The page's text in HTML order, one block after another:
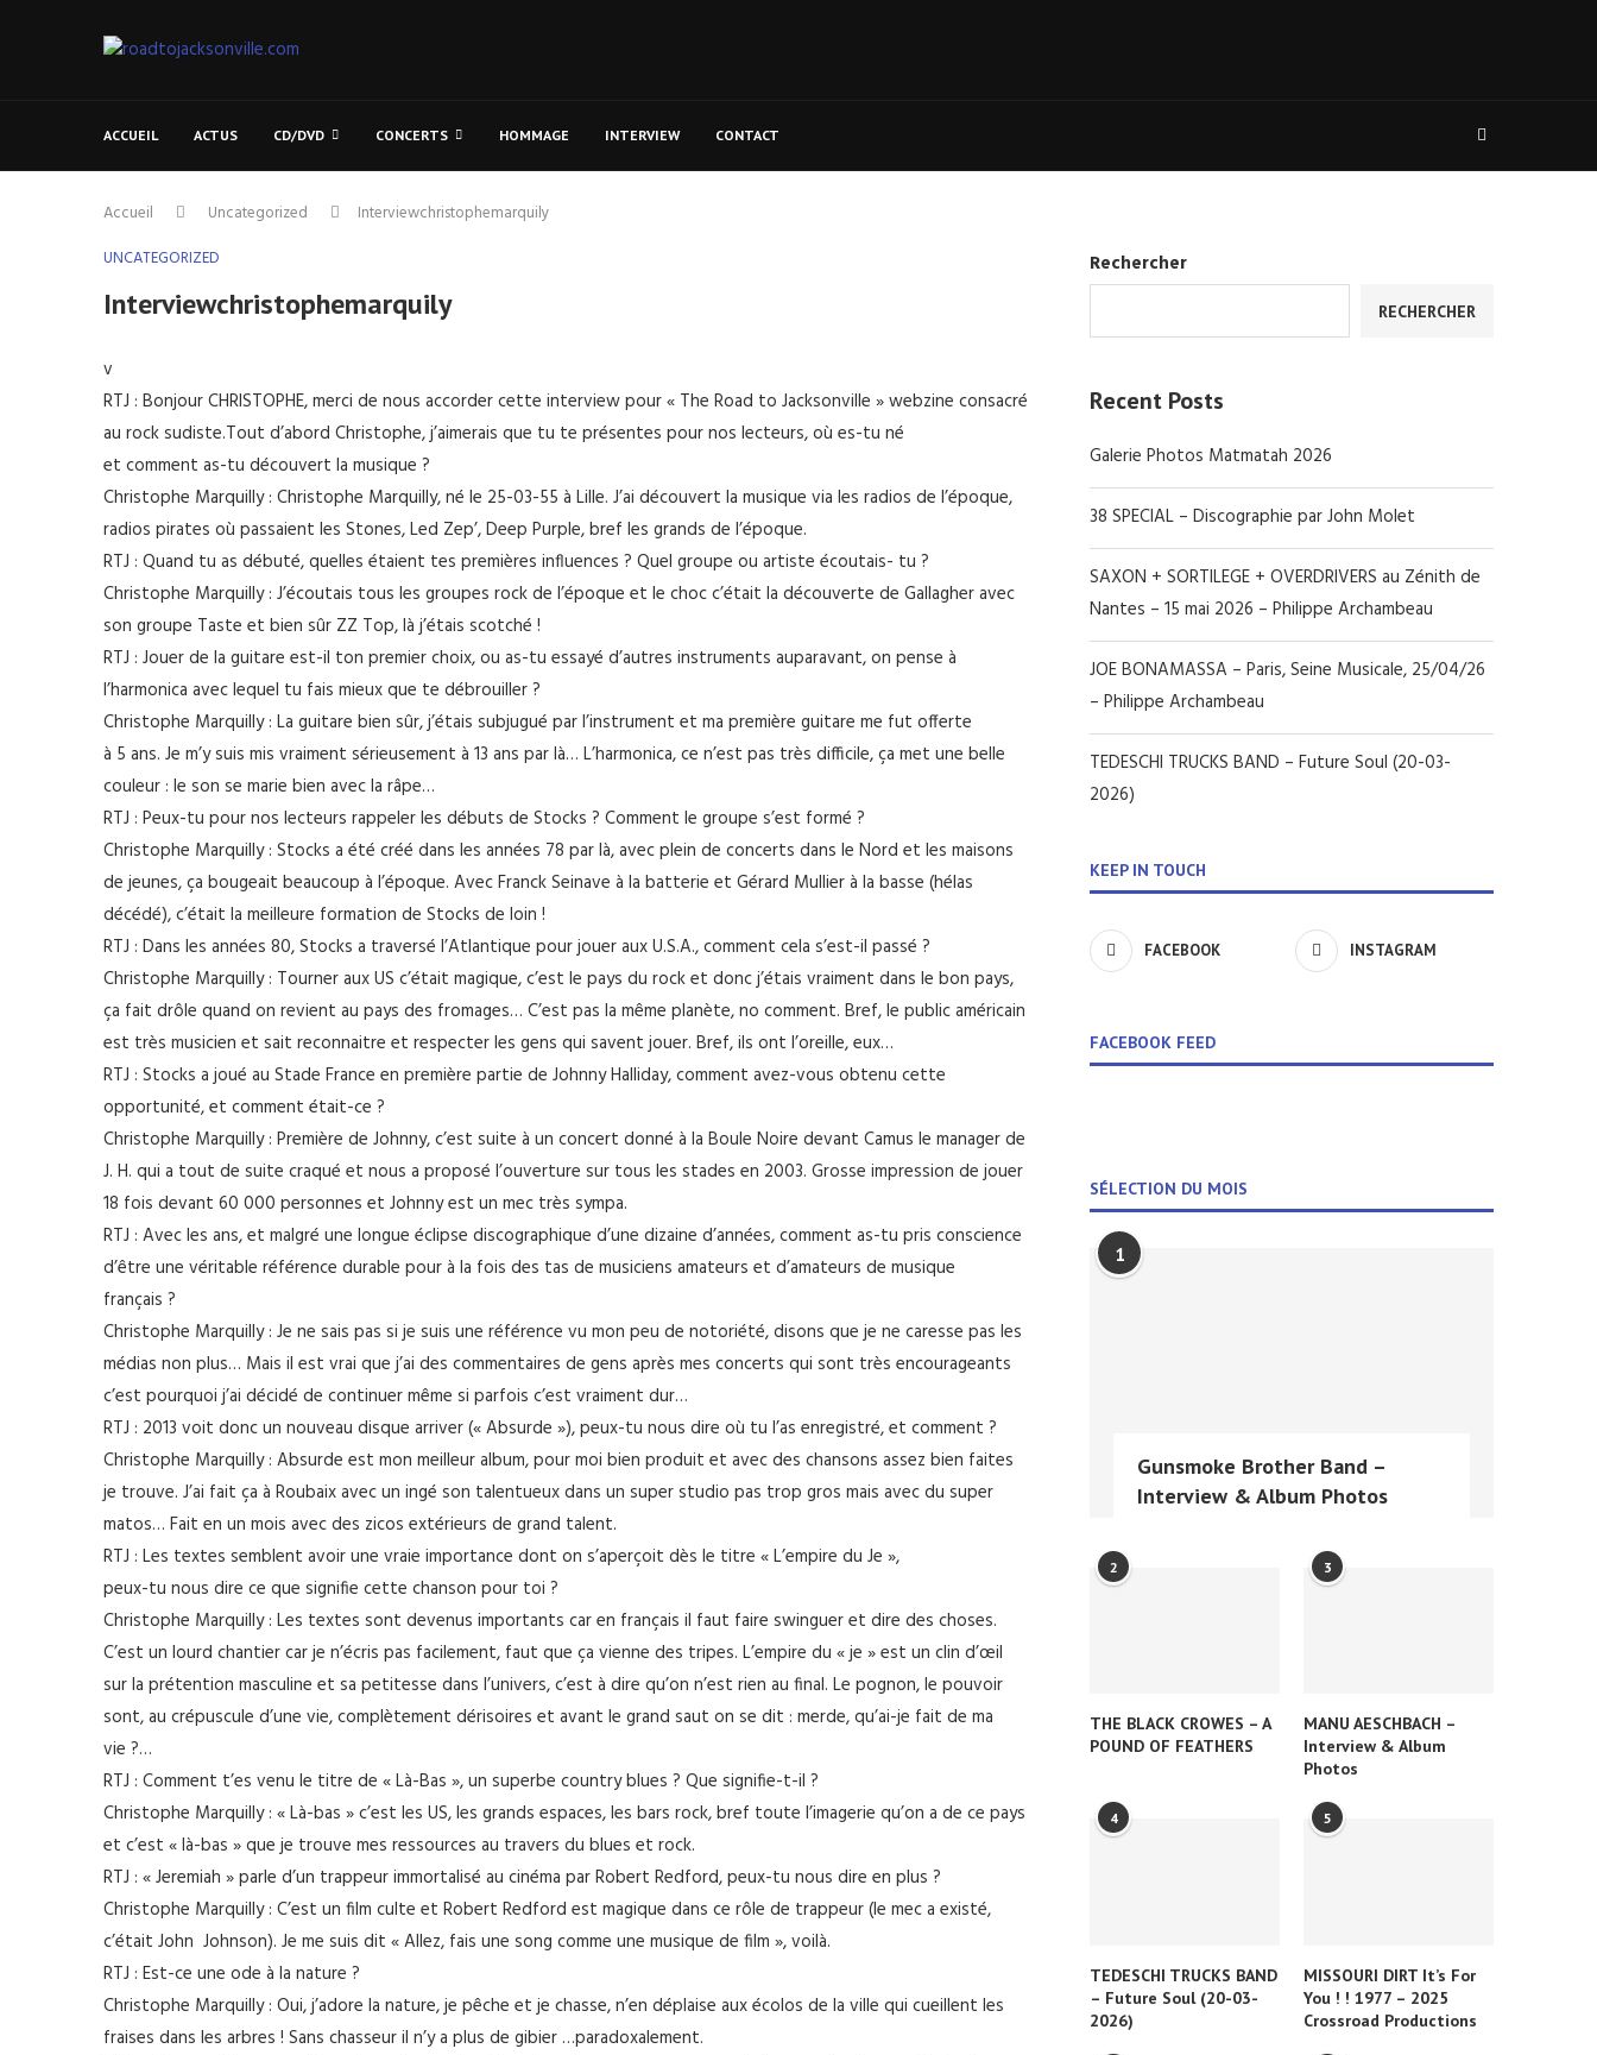
ACCUEIL ACTUS CD/DVD CONCERTS HOMMAGE INTERVIEW CONTACT
Accueil Uncategorized
Interviewchristophemarquily
UNCATEGORIZED
Interviewchristophemarquily
v
RTJ : Bonjour CHRISTOPHE, merci de nous accorder cette interview pour « The Road to Jacksonville » webzine consacré
au rock sudiste.Tout d’abord Christophe, j’aimerais que tu te présentes pour nos lecteurs, où es-tu né
et comment as-tu découvert la musique ?
Christophe Marquilly : Christophe Marquilly, né le 25-03-55 à Lille. J’ai découvert la musique via les radios de l’époque,
radios pirates où passaient les Stones, Led Zep’, Deep Purple, bref les grands de l’époque.
RTJ : Quand tu as débuté, quelles étaient tes premières influences ? Quel groupe ou artiste écoutais- tu ?
Christophe Marquilly : J’écoutais tous les groupes rock de l’époque et le choc c’était la découverte de Gallagher avec
son groupe Taste et bien sûr ZZ Top, là j’étais scotché !
RTJ : Jouer de la guitare est-il ton premier choix, ou as-tu essayé d’autres instruments auparavant, on pense à
l’harmonica avec lequel tu fais mieux que te débrouiller ?
Christophe Marquilly : La guitare bien sûr, j’étais subjugué par l’instrument et ma première guitare me fut offerte
à 5 ans. Je m’y suis mis vraiment sérieusement à 13 ans par là… L’harmonica, ce n’est pas très difficile, ça met une belle
couleur : le son se marie bien avec la râpe…
RTJ : Peux-tu pour nos lecteurs rappeler les débuts de Stocks ? Comment le groupe s’est formé ?
Christophe Marquilly : Stocks a été créé dans les années 78 par là, avec plein de concerts dans le Nord et les maisons
de jeunes, ça bougeait beaucoup à l’époque. Avec Franck Seinave à la batterie et Gérard Mullier à la basse (hélas
décédé), c’était la meilleure formation de Stocks de loin !
RTJ : Dans les années 80, Stocks a traversé l’Atlantique pour jouer aux U.S.A., comment cela s’est-il passé ?
Christophe Marquilly : Tourner aux US c’était magique, c’est le pays du rock et donc j’étais vraiment dans le bon pays,
ça fait drôle quand on revient au pays des fromages… C’est pas la même planète, no comment. Bref, le public américain
est très musicien et sait reconnaitre et respecter les gens qui savent jouer. Bref, ils ont l’oreille, eux…
RTJ : Stocks a joué au Stade France en première partie de Johnny Halliday, comment avez-vous obtenu cette
opportunité, et comment était-ce ?
Christophe Marquilly : Première de Johnny, c’est suite à un concert donné à la Boule Noire devant Camus le manager de
J. H. qui a tout de suite craqué et nous a proposé l’ouverture sur tous les stades en 2003. Grosse impression de jouer
18 fois devant 60 000 personnes et Johnny est un mec très sympa.
RTJ : Avec les ans, et malgré une longue éclipse discographique d’une dizaine d’années, comment as-tu pris conscience
d’être une véritable référence durable pour à la fois des tas de musiciens amateurs et d’amateurs de musique
français ?
Christophe Marquilly : Je ne sais pas si je suis une référence vu mon peu de notoriété, disons que je ne caresse pas les
médias non plus… Mais il est vrai que j’ai des commentaires de gens après mes concerts qui sont très encourageants
c’est pourquoi j’ai décidé de continuer même si parfois c’est vraiment dur…
RTJ : 2013 voit donc un nouveau disque arriver (« Absurde »), peux-tu nous dire où tu l’as enregistré, et comment ?
Christophe Marquilly : Absurde est mon meilleur album, pour moi bien produit et avec des chansons assez bien faites
je trouve. J’ai fait ça à Roubaix avec un ingé son talentueux dans un super studio pas trop gros mais avec du super
matos… Fait en un mois avec des zicos extérieurs de grand talent.
RTJ : Les textes semblent avoir une vraie importance dont on s’aperçoit dès le titre « L’empire du Je »,
peux-tu nous dire ce que signifie cette chanson pour toi ?
Christophe Marquilly : Les textes sont devenus importants car en français il faut faire swinguer et dire des choses.
C’est un lourd chantier car je n’écris pas facilement, faut que ça vienne des tripes. L’empire du « je » est un clin d’œil
sur la prétention masculine et sa petitesse dans l’univers, c’est à dire qu’on n’est rien au final. Le pognon, le pouvoir
sont, au crépuscule d’une vie, complètement dérisoires et avant le grand saut on se dit : merde, qu’ai-je fait de ma
vie ?…
RTJ : Comment t’es venu le titre de « Là-Bas », un superbe country blues ? Que signifie-t-il ?
Christophe Marquilly : « Là-bas » c’est les US, les grands espaces, les bars rock, bref toute l’imagerie qu’on a de ce pays
et c’est « là-bas » que je trouve mes ressources au travers du blues et rock.
RTJ : « Jeremiah » parle d’un trappeur immortalisé au cinéma par Robert Redford, peux-tu nous dire en plus ?
Christophe Marquilly : C’est un film culte et Robert Redford est magique dans ce rôle de trappeur (le mec a existé,
c’était John Johnson). Je me suis dit « Allez, fais une song comme une musique de film », voilà.
RTJ : Est-ce une ode à la nature ?
Christophe Marquilly : Oui, j’adore la nature, je pêche et je chasse, n’en déplaise aux écolos de la ville qui cueillent les
fraises dans les arbres ! Sans chasseur il n’y a plus de gibier …paradoxalement.
Rechercher
RECHERCHER
Recent Posts
Galerie Photos Matmatah 2026
38 SPECIAL – Discographie par John Molet
SAXON + SORTILEGE + OVERDRIVERS au Zénith de
Nantes – 15 mai 2026 – Philippe Archambeau
JOE BONAMASSA – Paris, Seine Musicale, 25/04/26
– Philippe Archambeau
TEDESCHI TRUCKS BAND – Future Soul (20-03-
2026)
KEEP IN TOUCH
FACEBOOK INSTAGRAM
FACEBOOK FEED
SÉLECTION DU MOIS
1
Gunsmoke Brother Band –
Interview & Album Photos
2
THE BLACK CROWES – A
POUND OF FEATHERS
3
MANU AESCHBACH –
Interview & Album
Photos
4
TEDESCHI TRUCKS BAND
– Future Soul (20-03-
2026)
5
MISSOURI DIRT It’s For
You ! ! 1977 – 2025
Crossroad Productions